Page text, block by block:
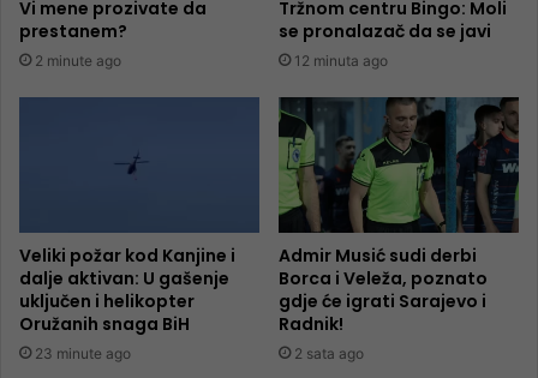
Vi mene prozivate da
prestanem?
2 minute ago
Tržnom centru Bingo: Moli
se pronalazač da se javi
12 minuta ago
Veliki požar kod Kanjine i
dalje aktivan: U gašenje
uključen i helikopter
Oružanih snaga BiH
23 minute ago
Admir Musić sudi derbi
Borca i Veleža, poznato
gdje će igrati Sarajevo i
Radnik!
2 sata ago